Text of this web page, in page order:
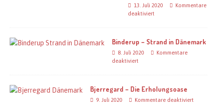
13. Juli 2020
Kommentare
deaktiviert
Binderup – Strand in Dänemark
8. Juli 2020
Kommentare
deaktiviert
Bjerregard – Die Erholungsoase
9. Juli 2020 Kommentare deaktiviert